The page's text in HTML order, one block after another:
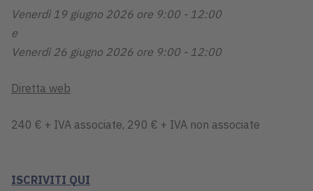
Venerdì 19 giugno 2026 ore 9:00 - 12:00
e
Venerdì 26 giugno 2026 ore 9:00 - 12:00
Diretta web
240 € + IVA associate, 290 € + IVA non associate
ISCRIVITI QUI